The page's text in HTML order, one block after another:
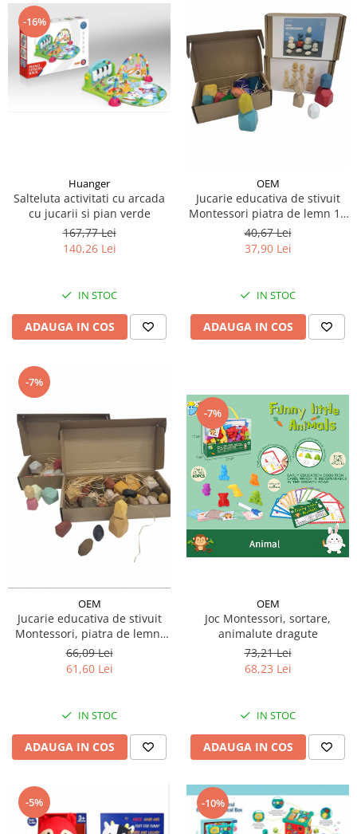
-16%
Huanger
Salteluta activitati cu arcada
cu jucarii si pian verde
167,77 Lei
140,26 Lei
IN STOC
ADAUGA IN COS
OEM
Jucarie educativa de stivuit
Montessori piatra de lemn 16
piese
40,67 Lei
37,90 Lei
IN STOC
ADAUGA IN COS
-7%
OEM
Jucarie educativa de stivuit
Montessori, piatra de lemn,
36 piese
66,09 Lei
61,60 Lei
IN STOC
ADAUGA IN COS
-7%
OEM
Joc Montessori, sortare,
animalute dragute
73,21 Lei
68,23 Lei
IN STOC
ADAUGA IN COS
-5% -10%